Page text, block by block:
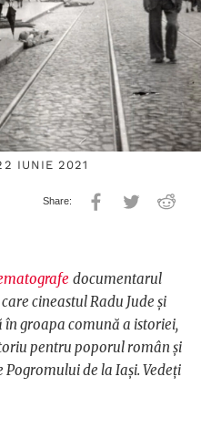
IUNIE 2021
documentarul
cineastul Radu Jude și
groapa comună a istoriei,
pentru poporul român și
de la Iași. Vedeți